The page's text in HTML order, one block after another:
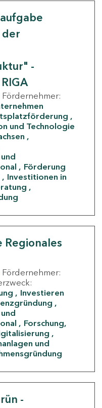
der
-
Fördernehmer:
und Technologie
Förderung
Investitionen in
Fördernehmer:
Investieren
Forschung,
und
-